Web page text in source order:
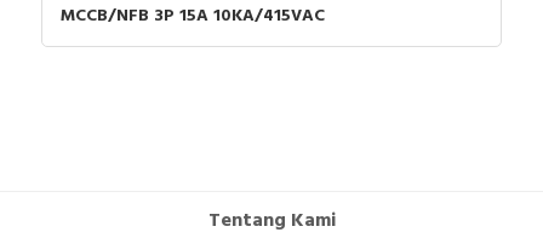
MCCB/NFB 3P 15A 10KA/415VAC
Tentang Kami